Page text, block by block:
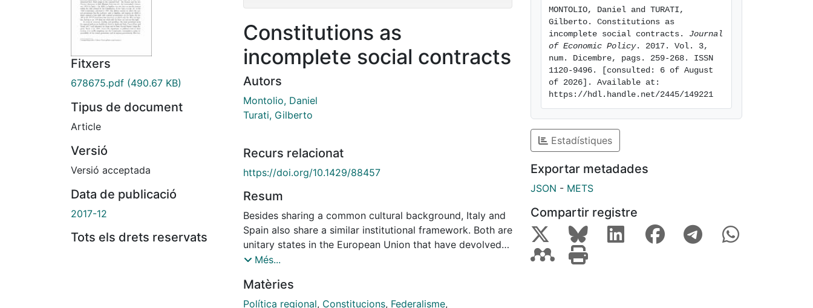
Fitxers
678675.pdf (490.67 KB)
Tipus de document
Article
Versió
Versió acceptada
Data de publicació
2017-12
Tots els drets reservats
Constitutions as
incomplete social contracts
Autors
Montolio, Daniel
Turati, Gilberto
Recurs relacionat
https://doi.org/10.1429/88457
Resum
Besides sharing a common cultural background, Italy and
Spain also share a similar institutional framework. Both are
unitary states in the European Union that have devolved
responsibilities of mandatory services to be provided
Constitutional level. Both assign to the regional level - the
Regioni and the two Province Autonome in Italy (Regions
Més...
Matèries
Política regional, Constitucions, Federalisme,
MONTOLIO, Daniel and TURATI,
Gilberto. Constitutions as
incomplete social contracts. Journal
of Economic Policy. 2017. Vol. 3,
num. Dicembre, pags. 259-268. ISSN
1120-9496. [consulted: 6 of August
of 2026]. Available at:
https://hdl.handle.net/2445/149221
Estadístiques
Exportar metadades
JSON - METS
Compartir registre